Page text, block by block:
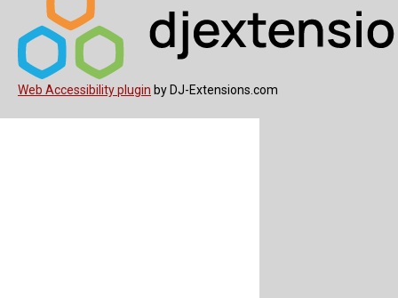
Web Accessibility plugin by DJ-Extensions.com